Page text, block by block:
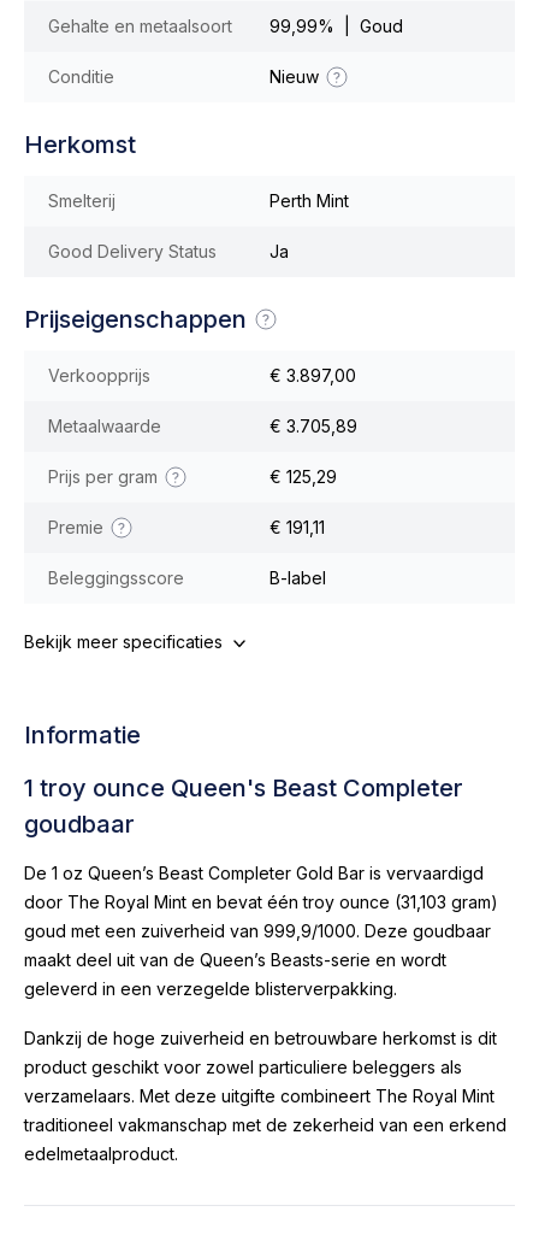
Gehalte en metaalsoort 99,99% | Goud
Conditie Nieuw
Herkomst
Smelterij Perth Mint
Good Delivery Status Ja
Prijseigenschappen
Verkoopprijs € 3.897,00
Metaalwaarde € 3.705,89
Prijs per gram € 125,29
Premie € 191,11
Beleggingsscore B-label
Bekijk meer specificaties
Informatie
1 troy ounce Queen's Beast Completer
goudbaar
De 1 oz Queen’s Beast Completer Gold Bar is vervaardigd
door The Royal Mint en bevat één troy ounce (31,103 gram)
goud met een zuiverheid van 999,9/1000. Deze goudbaar
maakt deel uit van de Queen’s Beasts-serie en wordt
geleverd in een verzegelde blisterverpakking.
Dankzij de hoge zuiverheid en betrouwbare herkomst is dit
product geschikt voor zowel particuliere beleggers als
verzamelaars. Met deze uitgifte combineert The Royal Mint
traditioneel vakmanschap met de zekerheid van een erkend
edelmetaalproduct.